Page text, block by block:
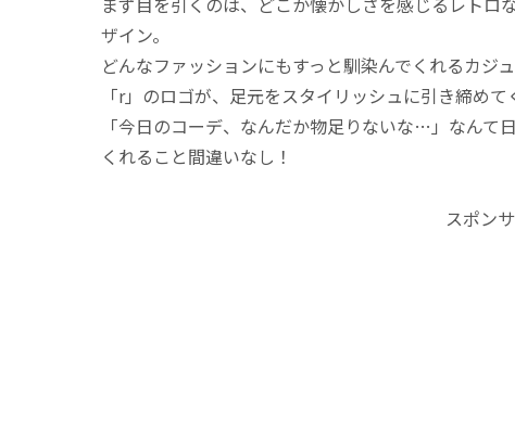
ザイン。
どんなファッションにもすっと馴染んでくれるカジ
「r」のロゴが、足元をスタイリッシュに引き締めて
「今日のコーデ、なんだか物足りないな…」なんて
くれること間違いなし！
スポン